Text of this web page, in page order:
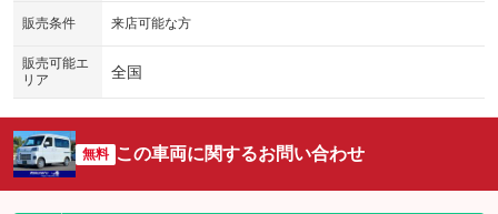
エアサスペンション
：装備なし
FFヒーター
：装備なし
プルダウンベッド（昇降式ベッ
ド）
：装備なし
式ベッド）
：装備なし
：装備なし ：装備なし
販売条件 来店可能な方
販売可能エ
リア
全国
無料 この車両に関するお問い合わせ